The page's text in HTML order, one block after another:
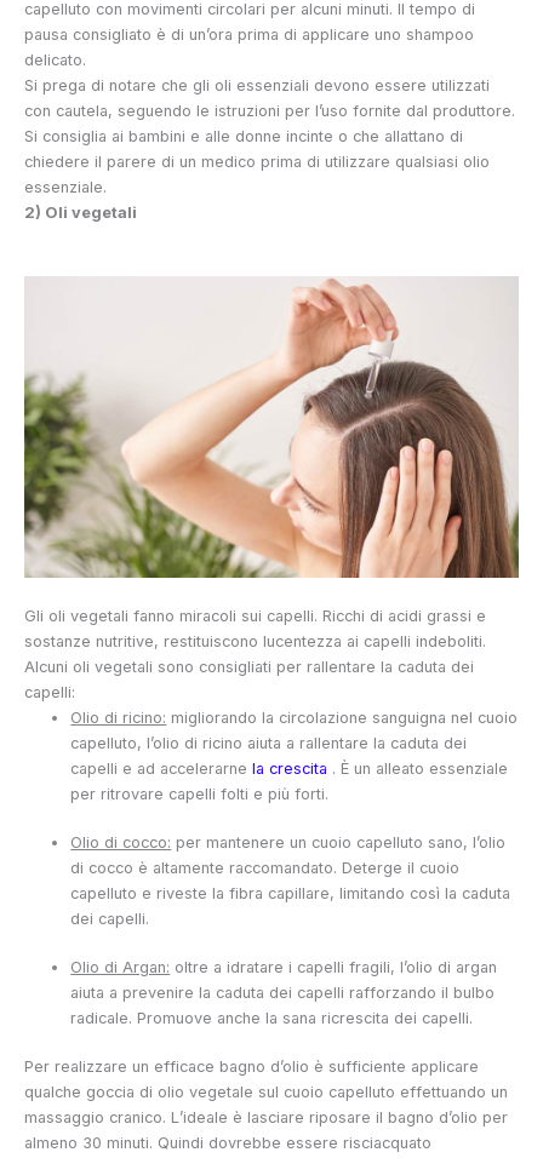
capelluto con movimenti circolari per alcuni minuti. Il tempo di
pausa consigliato è di un’ora prima di applicare uno shampoo
delicato.
Si prega di notare che gli oli essenziali devono essere utilizzati
con cautela, seguendo le istruzioni per l’uso fornite dal produttore.
Si consiglia ai bambini e alle donne incinte o che allattano di
chiedere il parere di un medico prima di utilizzare qualsiasi olio
essenziale.
2) Oli vegetali
Gli oli vegetali fanno miracoli sui capelli. Ricchi di acidi grassi e
sostanze nutritive, restituiscono lucentezza ai capelli indeboliti.
Alcuni oli vegetali sono consigliati per rallentare la caduta dei
capelli:
Olio di ricino: migliorando la circolazione sanguigna nel cuoio
capelluto, l’olio di ricino aiuta a rallentare la caduta dei
capelli e ad accelerarnela crescita . È un alleato essenziale
per ritrovare capelli folti e più forti.
Olio di cocco: per mantenere un cuoio capelluto sano, l’olio
di cocco è altamente raccomandato. Deterge il cuoio
capelluto e riveste la fibra capillare, limitando così la caduta
dei capelli.
Olio di Argan: oltre a idratare i capelli fragili, l’olio di argan
aiuta a prevenire la caduta dei capelli rafforzando il bulbo
radicale. Promuove anche la sana ricrescita dei capelli.
Per realizzare un efficace bagno d’olio è sufficiente applicare
qualche goccia di olio vegetale sul cuoio capelluto effettuando un
massaggio cranico. L’ideale è lasciare riposare il bagno d’olio per
almeno 30 minuti. Quindi dovrebbe essere risciacquato